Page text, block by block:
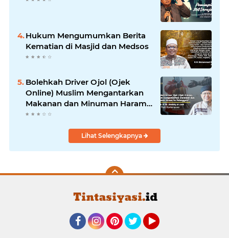
Hukum Mengumumkan Berita
Kematian di Masjid dan Medsos
Bolehkah Driver Ojol (Ojek
Online) Muslim Mengantarkan
Makanan dan Minuman Haram
ke Pelanggan?
Lihat Selengkapnya